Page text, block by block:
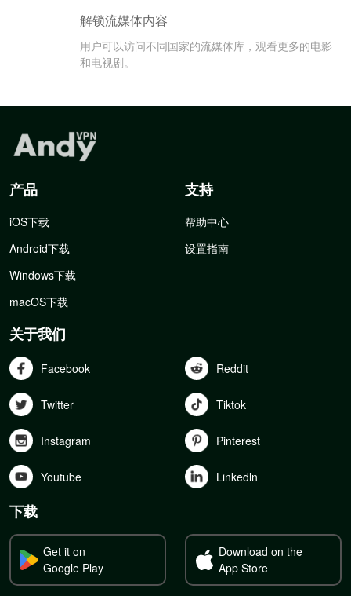
解锁流媒体内容
用户可以访问不同国家的流媒体库，观看更多的电影
和电视剧。
产品
iOS下载
Android下载
Windows下载
macOS下载
支持
帮助中心
设置指南
关于我们
Facebook Reddit
Twitter Tiktok
Instagram Pinterest
Youtube Linkedln
下载
Get it on
Google Play
Download on the
App Store